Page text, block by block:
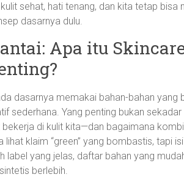
sehat, hati tenang, dan kita tetap
dasarnya dulu.
Apa itu
dasarnya memakai bahan-bahan yang
sederhana. Yang penting bukan
di kulit kita—dan bagaimana
lihat klaim “green” yang bombastis, tapi
label yang jelas, daftar bahan yang
berlebih.